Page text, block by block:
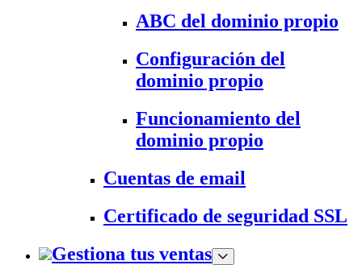
ABC del dominio propio
Configuración del
dominio propio
Funcionamiento del
dominio propio
Cuentas de email
Certificado de seguridad SSL
Gestiona tus ventas